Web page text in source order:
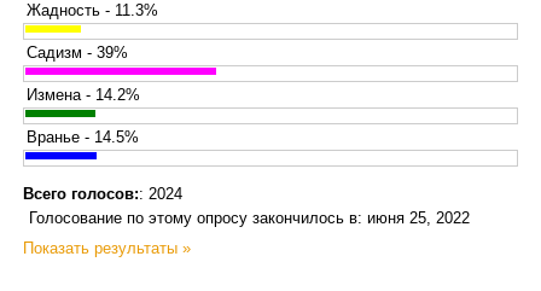
Жадность - 11.3%
Садизм - 39%
Измена - 14.2%
Вранье - 14.5%
Всего голосов:: 2024
Голосование по этому опросу закончилось в: июня 25, 2022
Показать результаты »